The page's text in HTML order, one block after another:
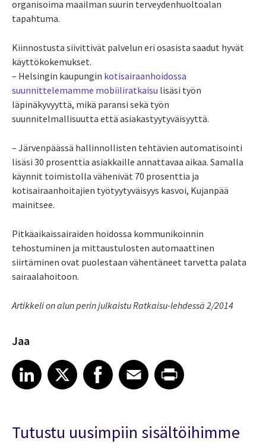
organisoima maailman suurin terveydenhuoltoalan
tapahtuma.
Kiinnostusta siivittivät palvelun eri osasista saadut hyvät
käyttökokemukset.
– Helsingin kaupungin kotisairaanhoidossa
suunnittelemamme mobiiliratkaisu lisäsi työn
läpinäkyvyyttä, mikä paransi sekä työn
suunnitelmallisuutta että asiakastyytyväisyyttä.
– Järvenpäässä hallinnollisten tehtävien automatisointi
lisäsi 30 prosenttia asiakkaille annattavaa aikaa. Samalla
käynnit toimistolla vähenivät 70 prosenttia ja
kotisairaanhoitajien työtyytyväisyys kasvoi, Kujanpää
mainitsee.
Pitkäaikaissairaiden hoidossa kommunikoinnin
tehostuminen ja mittaustulosten automaattinen
siirtäminen ovat puolestaan vähentäneet tarvetta palata
sairaalahoitoon.
Artikkeli on alun perin julkaistu Ratkaisu-lehdessä 2/2014
Jaa
Share article on LinkedIn
LinkedIn
Share article on XShare article on Facebook
Facebook
Share article on Email
EmailShare article on Print
Tutustu uusimpiin sisältöihimme